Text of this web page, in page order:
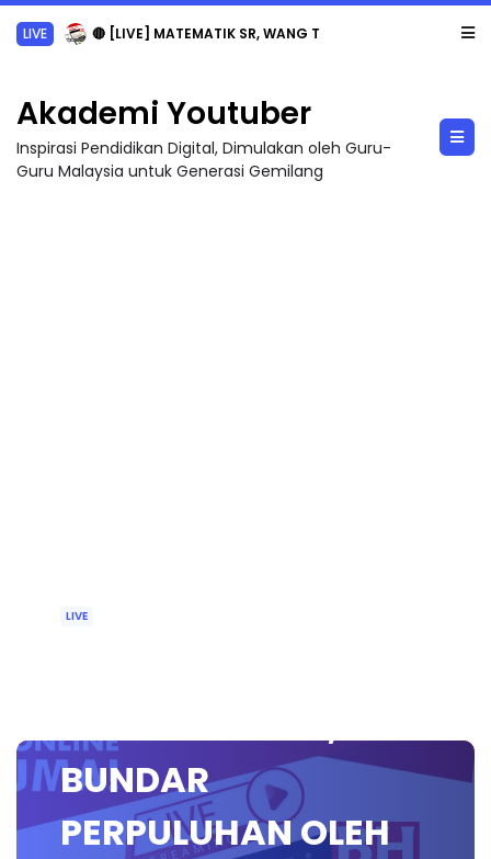
LIVE 🔴 [LIVE] MATEMATIK SR, WANG TAHUN 6 OLEH CIKGU ANITA #ALLINONE #141 #...
Akademi Youtuber
Inspirasi Pendidikan Digital, Dimulakan oleh Guru-
Guru Malaysia untuk Generasi Gemilang
LIVE
MATEMATIK SR,
BUNDAR
PERPULUHAN OLEH